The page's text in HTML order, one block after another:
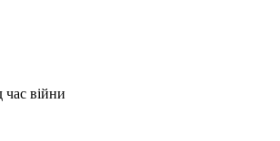
час війни